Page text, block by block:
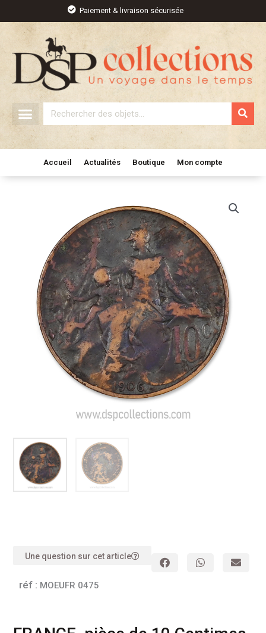
contenu
Paiement & livraison sécurisée
Rechercher
Accueil Actualités Boutique Mon compte
Une question sur cet article
réf : MOEUFR 0475